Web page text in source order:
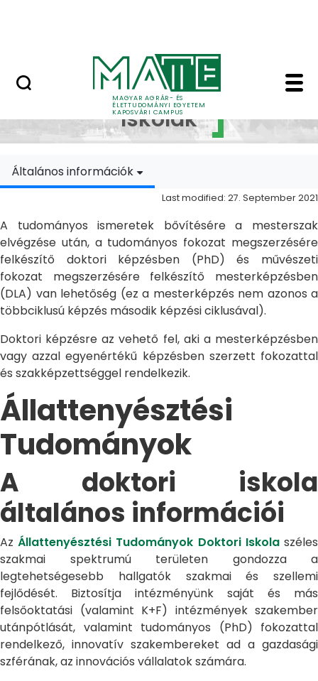
MAGYAR AGRÁR- ÉS
ÉLETTUDOMÁNYI EGYETEM
KAPOSVÁRI CAMPUS
Doktori Iskolák -
Doktori
Iskolák
Általános információk
Last modified: 27. September 2021
A tudományos ismeretek bővítésére a mesterszak
elvégzése után, a tudományos fokozat megszerzésére
felkészítő doktori képzésben (PhD) és művészeti
fokozat megszerzésére felkészítő mesterképzésben
(DLA) van lehetőség (ez a mesterképzés nem azonos a
többciklusú képzés második képzési ciklusával).
Doktori képzésre az vehető fel, aki a mesterképzésben
vagy azzal egyenértékű képzésben szerzett fokozattal
és szakképzettséggel rendelkezik.
Állattenyésztési
Tudományok
A doktori iskola
általános információi
AzÁllattenyésztési Tudományok Doktori Iskolaszéles
szakmai spektrumú területen gondozza a
legtehetségesebb hallgatók szakmai és szellemi
fejlődését. Biztosítja intézményünk saját és más
felsőoktatási (valamint K+F) intézmények szakember
utánpótlását, valamint tudományos (PhD) fokozattal
rendelkező, innovatív szakembereket ad a gazdasági
szférának, az innovációs vállalatok számára.